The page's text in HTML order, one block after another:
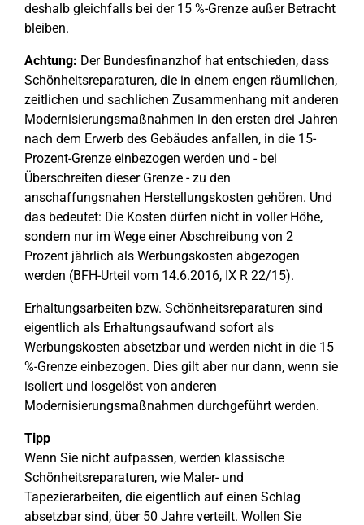
deshalb gleichfalls bei der 15 %-Grenze außer Betracht
bleiben.
Achtung: Der Bundesfinanzhof hat entschieden, dass
Schönheitsreparaturen, die in einem engen räumlichen,
zeitlichen und sachlichen Zusammenhang mit anderen
Modernisierungsmaßnahmen in den ersten drei Jahren
nach dem Erwerb des Gebäudes anfallen, in die 15-
Prozent-Grenze einbezogen werden und - bei
Überschreiten dieser Grenze - zu den
anschaffungsnahen Herstellungskosten gehören. Und
das bedeutet: Die Kosten dürfen nicht in voller Höhe,
sondern nur im Wege einer Abschreibung von 2
Prozent jährlich als Werbungskosten abgezogen
werden (BFH-Urteil vom 14.6.2016, IX R 22/15).
Erhaltungsarbeiten bzw. Schönheitsreparaturen sind
eigentlich als Erhaltungsaufwand sofort als
Werbungskosten absetzbar und werden nicht in die 15
%-Grenze einbezogen. Dies gilt aber nur dann, wenn sie
isoliert und losgelöst von anderen
Modernisierungsmaßnahmen durchgeführt werden.
Tipp
Wenn Sie nicht aufpassen, werden klassische
Schönheitsreparaturen, wie Maler- und
Tapezierarbeiten, die eigentlich auf einen Schlag
absetzbar sind, über 50 Jahre verteilt. Wollen Sie